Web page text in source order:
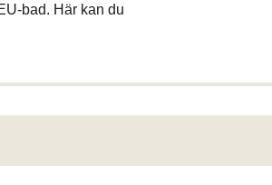
bad. Här kan du